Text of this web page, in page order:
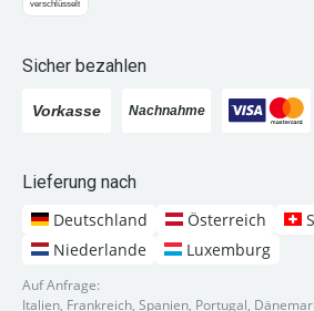
Sicher bezahlen
Lieferung nach
Deutschland
Österreich
Niederlande
Luxemburg
Auf Anfrage:
Italien, Frankreich, Spanien, Portugal,